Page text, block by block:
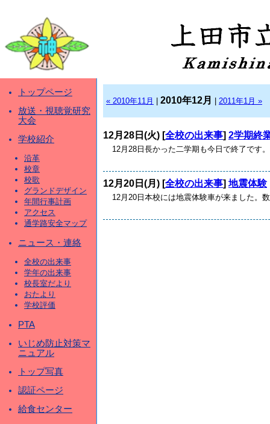
トップページ
放送・視聴覚研究
大会
学校紹介
沿革
校章
校歌
グランドデザイン
年間行事計画
アクセス
通学路安全マップ
ニュース・連絡
全校の出来事
学年の出来事
校長室だより
おたより
学校評価
PTA
いじめ防止対策マ
ニュアル
トップ写真
認証ページ
給食センター
« 2010年11月 2010年12月 2011年1月 »
12月28日(火) [全校の出来事] 2学期終
12月28日長かった二学期も今日で終了です
12月20日(月) [全校の出来事] 地震体験
12月20日本校には地震体験車が来ました。